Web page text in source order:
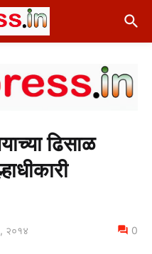
ढिसाळ
२०१४ 0